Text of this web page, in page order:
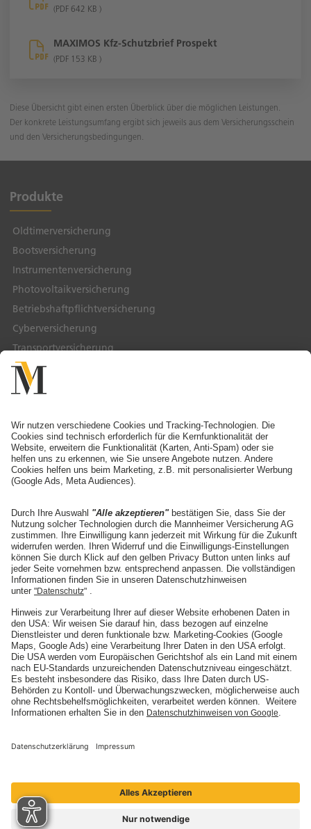
(PDF 642 KB )
MAXIMOS Kfz-Schutzbrief Prospekt
(PDF 153 KB )
Diese Übersicht gibt einen ersten Überblick über die möglichen Leistungen.
Der konkrete Leistungsumfang ergibt sich jeweils aus dem Versicherungsschein
und den Versicherungsbedingungen.
Produkte
Oldtimerversicherung
Bootsversicherung
Instrumentenversicherung
Photovoltaikversicherung
Betriebshaftpflichtversicherung
Cyberversicherung
Transportversicherung
Service & Kontakt
Ansprechpartner finden
Schaden melden
Adresse ändern
Die Mannheimer
Unternehmen
Karriere
Nachhaltigkeit
Social Media
ARTIMA
ARTIMA
BELMOT